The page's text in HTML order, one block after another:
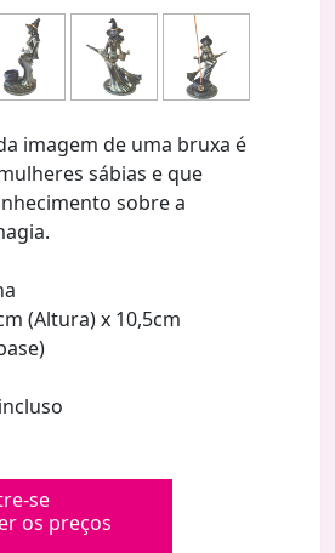
imagem de uma bruxa é
sábias e que
sobre a
(Altura) x 10,5cm
se
os preços